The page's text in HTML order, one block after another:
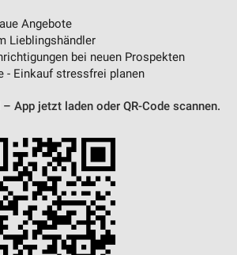
Angebote
Lieblingshändler
bei neuen Prospekten
- Einkauf stressfrei planen
App jetzt laden oder QR-Code scannen.